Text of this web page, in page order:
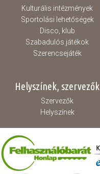
Kulturális intézmények
Sportolási lehetőségek
Disco, klub
Szabadulós játékok
Szerencsejáték
Helyszínek, szervezők
Szervezők
Helyszínek